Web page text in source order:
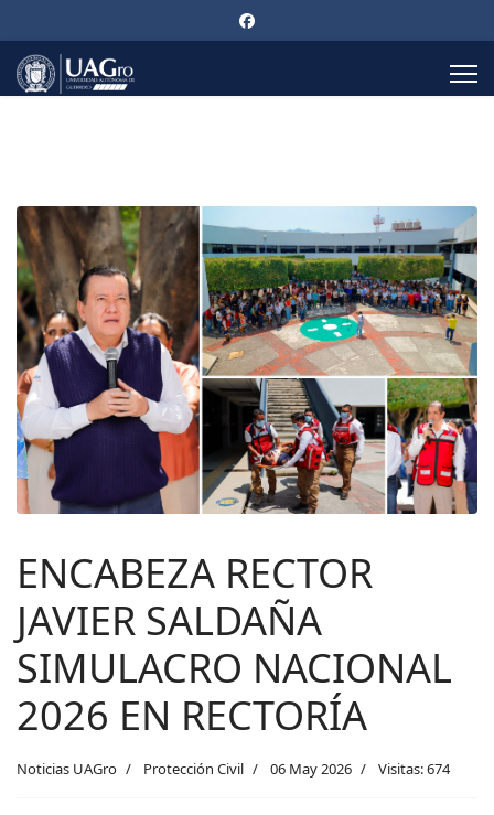
ENCABEZA RECTOR
JAVIER SALDAÑA
SIMULACRO NACIONAL
2026 EN RECTORÍA
Noticias UAGro Protección Civil 06 May 2026 Visitas: 674